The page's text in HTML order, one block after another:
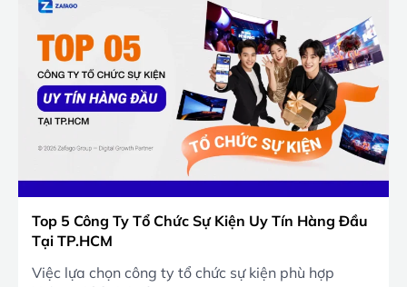
Top 5 Công Ty Tổ Chức Sự Kiện Uy Tín Hàng Đầu
Tại TP.HCM
Việc lựa chọn công ty tổ chức sự kiện phù hợp